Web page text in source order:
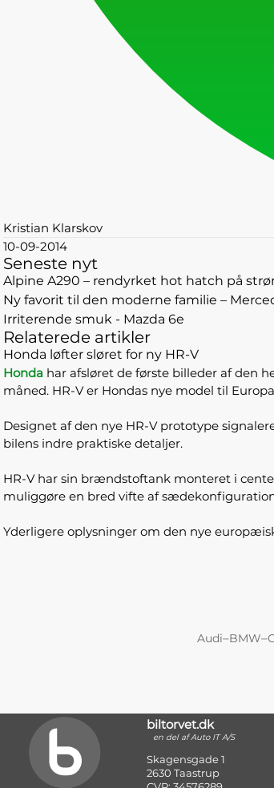
Kristian Klarskov
10-09-2014
Seneste nyt
Alpine A290 – rendyrket hot hatch på
Ny favorit til den moderne familie –
Irriterende smuk - Mazda 6e
Relaterede artikler
Honda løfter sløret for ny HR-V
Honda har afsløret de første billeder af den
måned. HR-V er Hondas nye model til
Designet af den nye HR-V prototype
bilens indre praktiske detaljer.
HR-V har sin brændstoftank monteret i
muliggøre en bred vifte af
Yderligere oplysninger om den nye
Audi–BMW–
biltorvet.dk
en del af Auto IT A/S
Skagensgade 1
2630 Taastrup